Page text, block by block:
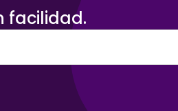
facilidad.